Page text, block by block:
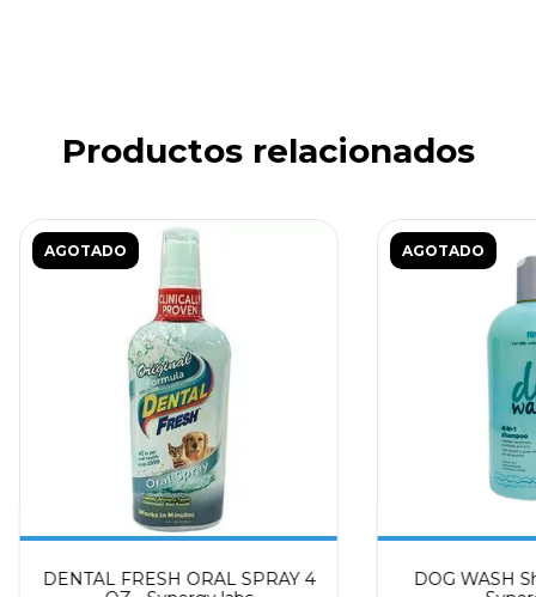
Ingredientes
pescado, aceite de germen de trigo, carne de sabor, lecitina,
pyrodoxine Clorhidrato, estearato de zinc, DL-alfa-tocoferol
acetato, inositol, biotina, vitaminas A y D del suplemento,
extracto de romero
Productos relacionados
AGOTADO
DENTAL FRESH ORAL SPRAY 4
AGOTADO
DOG WASH